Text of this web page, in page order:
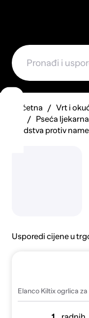
Početna Vrt i
Pseća ljekarna
Sredstva protiv
Usporedi cijene u
Elanco Kiltix ogrlica